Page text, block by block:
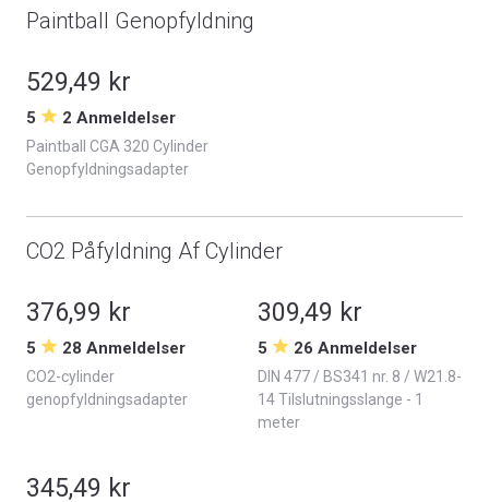
Paintball Genopfyldning
529,49 kr
5 2 Anmeldelser
Paintball CGA 320 Cylinder
Genopfyldningsadapter
CO2 Påfyldning Af Cylinder
376,99 kr
5 28 Anmeldelser
CO2-cylinder
genopfyldningsadapter
309,49 kr
5 26 Anmeldelser
DIN 477 / BS341 nr. 8 / W21.8-
14 Tilslutningsslange - 1
meter
345,49 kr